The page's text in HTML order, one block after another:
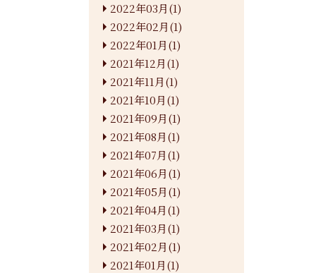
2022年03月(1)
2022年02月(1)
2022年01月(1)
2021年12月(1)
2021年11月(1)
2021年10月(1)
2021年09月(1)
2021年08月(1)
2021年07月(1)
2021年06月(1)
2021年05月(1)
2021年04月(1)
2021年03月(1)
2021年02月(1)
2021年01月(1)